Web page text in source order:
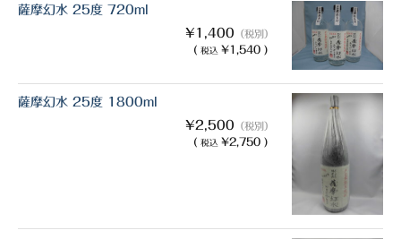
薩摩幻水 25度 720ml
¥1,400 （税別）
( 税込 ¥1,540 )
薩摩幻水 25度 1800ml
¥2,500 （税別）
( 税込 ¥2,750 )